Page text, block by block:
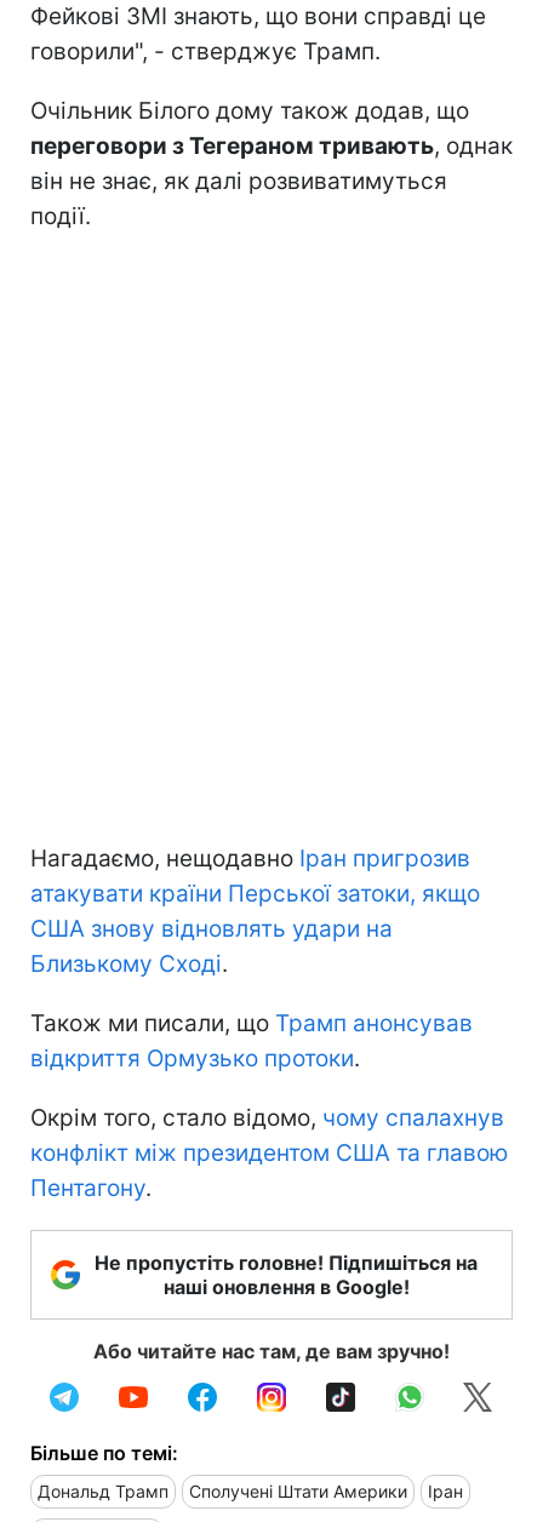
Фейкові ЗМІ знають, що вони справді це
говорили", - стверджує Трамп.
Очільник Білого дому також додав, що
переговори з Тегераном тривають, однак
він не знає, як далі розвиватимуться
події.
Нагадаємо, нещодавно Іран пригрозив
атакувати країни Перської затоки, якщо
США знову відновлять удари на
Близькому Сході.
Також ми писали, що Трамп анонсував
відкриття Ормузько протоки.
Окрім того, стало відомо, чому спалахнув
конфлікт між президентом США та главою
Пентагону.
Не пропустіть головне! Підпишіться на
наші оновлення в Google!
Або читайте нас там, де вам зручно!
Більше по темі:
Дональд Трамп Сполучені Штати Америки Іран